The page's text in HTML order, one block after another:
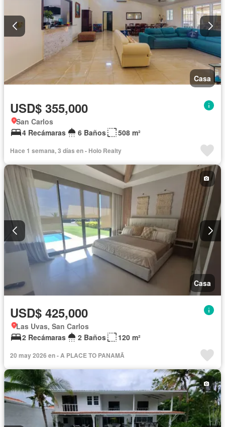
Casa
USD$ 355,000
San Carlos
4 Recámaras
6 Baños 508 m²
Hace 1 semana, 3 días en - Holo Realty
Casa
USD$ 425,000
Las Uvas, San Carlos
2 Recámaras
2 Baños 120 m²
20 may 2026 en - A PLACE TO PANAMÃ